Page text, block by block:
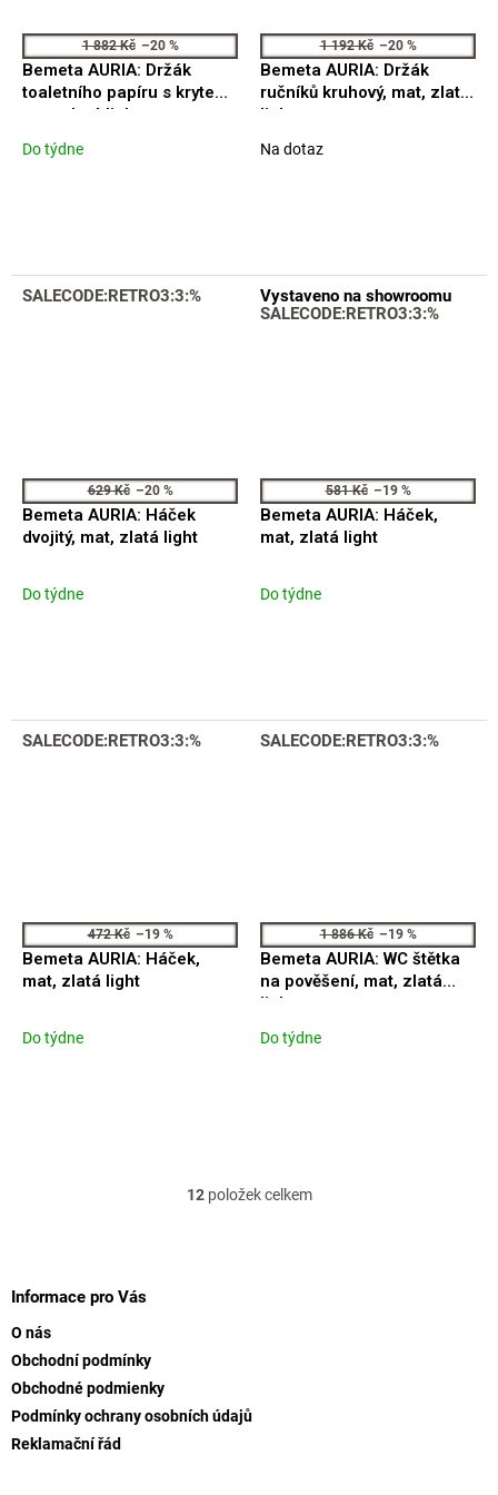
1 882 Kč –20 %
Bemeta AURIA: Držák
toaletního papíru s krytem,
mat, zlatá light
Do týdne
1 192 Kč –20 %
Bemeta AURIA: Držák
ručníků kruhový, mat, zlatá
light
Na dotaz
SALECODE:RETRO3:3:%
629 Kč –20 %
Bemeta AURIA: Háček
dvojitý, mat, zlatá light
Do týdne
Vystaveno na showroomu
SALECODE:RETRO3:3:%
581 Kč –19 %
Bemeta AURIA: Háček,
mat, zlatá light
Do týdne
SALECODE:RETRO3:3:%
472 Kč –19 %
Bemeta AURIA: Háček,
mat, zlatá light
Do týdne
SALECODE:RETRO3:3:%
1 886 Kč –19 %
Bemeta AURIA: WC štětka
na pověšení, mat, zlatá
light
Do týdne
O
v
12položek celkem
Informace pro Vás
O nás
Obchodní podmínky
Obchodné podmienky
Podmínky ochrany osobních údajů
Reklamační řád